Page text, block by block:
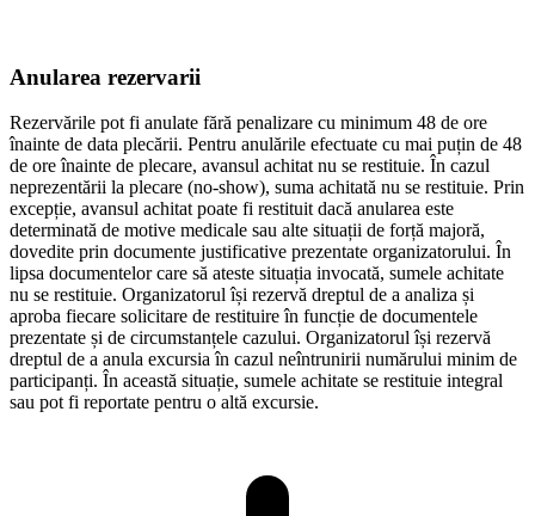
Anularea rezervarii
Rezervările pot fi anulate fără penalizare cu minimum 48 de ore
înainte de data plecării. Pentru anulările efectuate cu mai puțin de 48
de ore înainte de plecare, avansul achitat nu se restituie. În cazul
neprezentării la plecare (no-show), suma achitată nu se restituie. Prin
excepție, avansul achitat poate fi restituit dacă anularea este
determinată de motive medicale sau alte situații de forță majoră,
dovedite prin documente justificative prezentate organizatorului. În
lipsa documentelor care să ateste situația invocată, sumele achitate
nu se restituie. Organizatorul își rezervă dreptul de a analiza și
aproba fiecare solicitare de restituire în funcție de documentele
prezentate și de circumstanțele cazului. Organizatorul își rezervă
dreptul de a anula excursia în cazul neîntrunirii numărului minim de
participanți. În această situație, sumele achitate se restituie integral
sau pot fi reportate pentru o altă excursie.